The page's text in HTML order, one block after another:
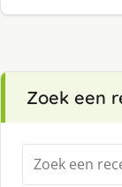
Zoek een
Zoeken
naar: